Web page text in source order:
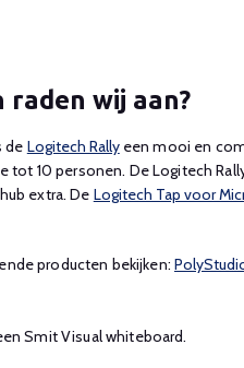
wij aan?
de Logitech Rallyeen mooi en
10 personen. De Logitech
extra. De Logitech Tap voor
producten bekijken:
Smit Visual whiteboard.